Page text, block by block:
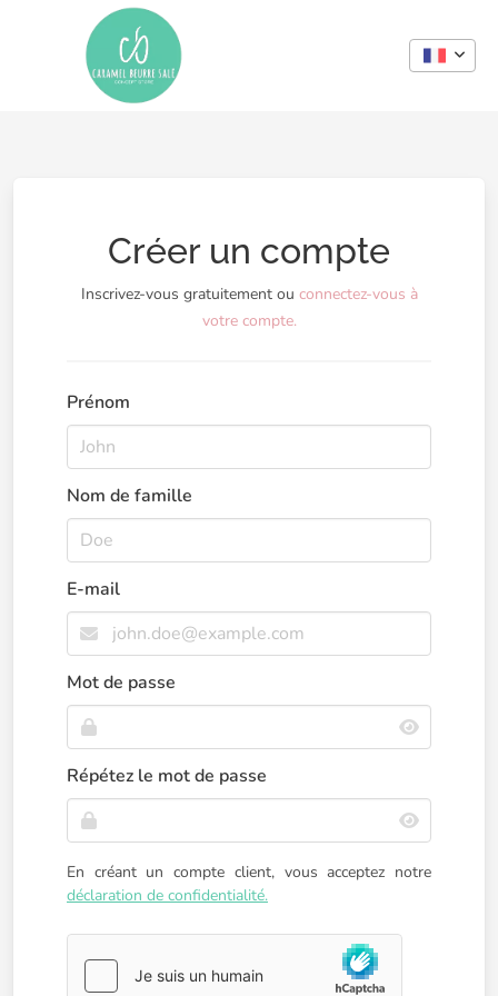
Créer un compte
Inscrivez-vous gratuitement ou connectez-vous à
votre compte.
Prénom
Nom de famille
E-mail
Mot de passe
Répétez le mot de passe
En créant un compte client, vous acceptez notre
déclaration de confidentialité.